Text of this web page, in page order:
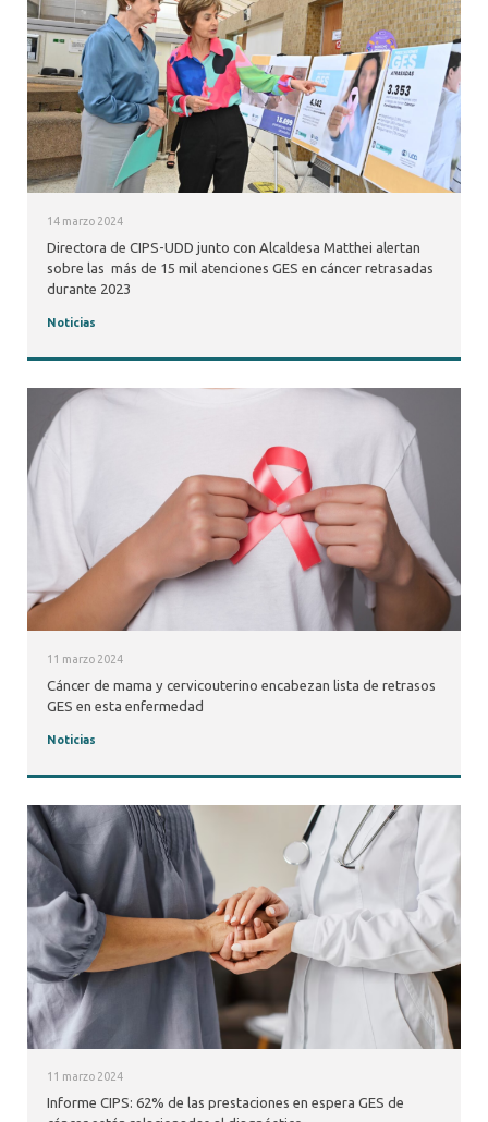
14 marzo 2024
Directora de CIPS-UDD junto con Alcaldesa Matthei alertan
sobre las más de 15 mil atenciones GES en cáncer retrasadas
durante 2023
Noticias
11 marzo 2024
Cáncer de mama y cervicouterino encabezan lista de retrasos
GES en esta enfermedad
Noticias
11 marzo 2024
Informe CIPS: 62% de las prestaciones en espera GES de